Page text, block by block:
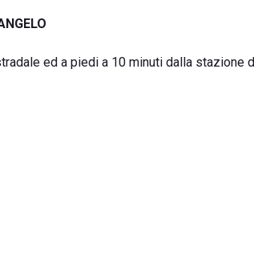
ed a piedi a 10 minuti dalla stazione